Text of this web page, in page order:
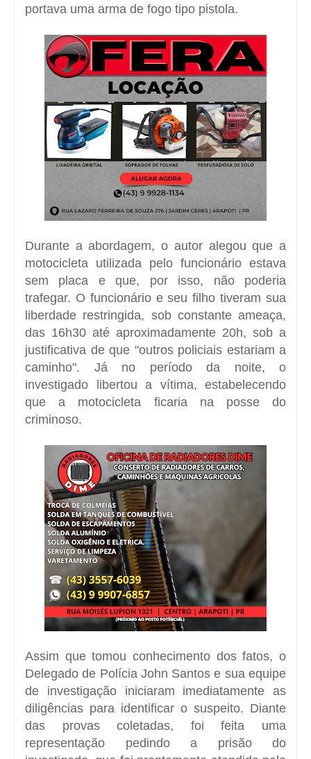
portava uma arma de fogo tipo pistola.
Durante a abordagem, o autor alegou que a
motocicleta utilizada pelo funcionário estava
sem placa e que, por isso, não poderia
trafegar. O funcionário e seu filho tiveram sua
liberdade restringida, sob constante ameaça,
das 16h30 até aproximadamente 20h, sob a
justificativa de que "outros policiais estariam a
caminho". Já no período da noite, o
investigado libertou a vítima, estabelecendo
que a motocicleta ficaria na posse do
criminoso.
Assim que tomou conhecimento dos fatos, o
Delegado de Polícia John Santos e sua equipe
de investigação iniciaram imediatamente as
diligências para identificar o suspeito. Diante
das provas coletadas, foi feita uma
representação pedindo a prisão do